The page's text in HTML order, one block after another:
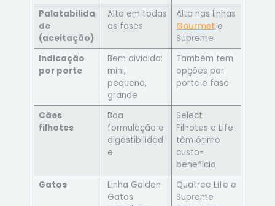
Palatabilida
de
(aceitação)
Alta em todas
as fases
Alta nas linhas
Gourmet e
Supreme
Indicação
por porte
Bem dividida:
mini,
pequeno,
grande
Também tem
opções por
porte e fase
Cães
filhotes
Boa
formulação e
digestibilidad
e
Select
Filhotes e Life
têm ótimo
custo-
benefício
Gatos
Linha Golden
Gatos
Quatree Life e
Supreme